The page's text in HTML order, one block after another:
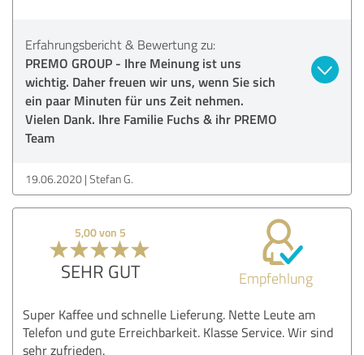
Erfahrungsbericht & Bewertung zu:
PREMO GROUP - Ihre Meinung ist uns
wichtig. Daher freuen wir uns, wenn Sie sich
ein paar Minuten für uns Zeit nehmen.
Vielen Dank. Ihre Familie Fuchs & ihr PREMO
Team
19.06.2020 Stefan G.
5,00 von 5
SEHR GUT Empfehlung
Super Kaffee und schnelle Lieferung. Nette Leute am
Telefon und gute Erreichbarkeit. Klasse Service. Wir sind
sehr zufrieden.